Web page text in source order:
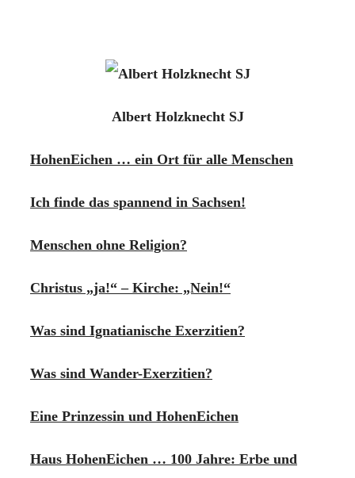
Albert Holzknecht SJ
HohenEichen … ein Ort für alle Menschen
Ich finde das spannend in Sachsen!
Menschen ohne Religion?
Christus „ja!“ – Kirche: „Nein!“
Was sind Ignatianische Exerzitien?
Was sind Wander-Exerzitien?
Eine Prinzessin und HohenEichen
Haus HohenEichen … 100 Jahre: Erbe und